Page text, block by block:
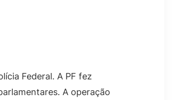
Federal. A PF fez
A operação